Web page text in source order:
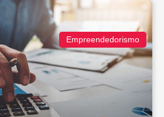
Empreendedorismo